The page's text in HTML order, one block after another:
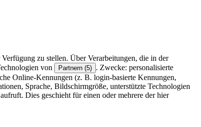
zu stellen. Über Verarbeitungen, die in der
von Partnern (5) . Zwecke: personalisierte
Online-Kennungen (z. B. login-basierte Kennungen,
Sprache, Bildschirmgröße, unterstützte Technologien
Dies geschieht für einen oder mehrere der hier